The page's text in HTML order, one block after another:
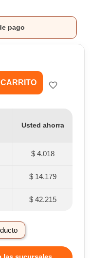
pago
favorite_border
Usted ahorra
$ 4.018
$ 14.179
$ 42.215